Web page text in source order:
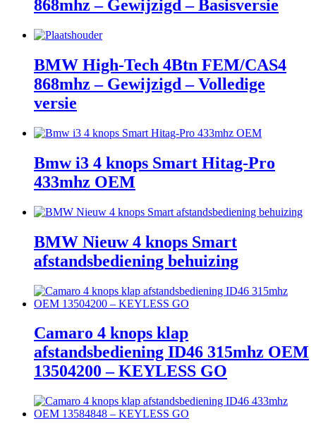
868mhz – Gewijzigd – Basisversie
BMW High-Tech 4Btn FEM/CAS4
868mhz – Gewijzigd – Volledige
versie
Bmw i3 4 knops Smart Hitag-Pro
433mhz OEM
BMW Nieuw 4 knops Smart
afstandsbediening behuizing
Camaro 4 knops klap
afstandsbediening ID46 315mhz OEM
13504200 – KEYLESS GO